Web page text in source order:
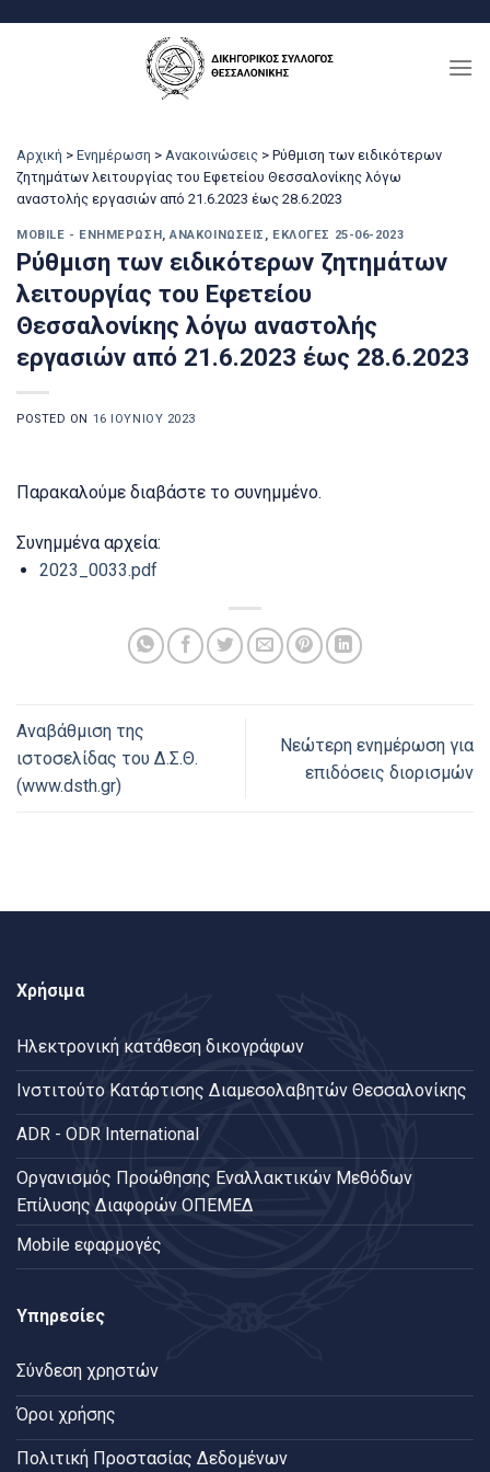
Αρχική > Ενημέρωση > Ανακοινώσεις > Ρύθμιση των ειδικότερων
ζητημάτων λειτουργίας του Εφετείου Θεσσαλονίκης λόγω
αναστολής εργασιών από 21.6.2023 έως 28.6.2023
MOBILE - ΕΝΗΜΈΡΩΣΗ,ΑΝΑΚΟΙΝΏΣΕΙΣ , ΕΚΛΟΓΈΣ 25-06-2023
Ρύθμιση των ειδικότερων ζητημάτων
λειτουργίας του Εφετείου
Θεσσαλονίκης λόγω αναστολής
εργασιών από 21.6.2023 έως 28.6.2023
POSTED ON 16 ΙΟΥΝΊΟΥ 2023
Παρακαλούμε διαβάστε το συνημμένο.
Συνημμένα αρχεία:
2023_0033.pdf
Αναβάθμιση της
ιστοσελίδας του Δ.Σ.Θ.
(www.dsth.gr)
Νεώτερη ενημέρωση για
επιδόσεις διορισμών
Χρήσιμα
Ηλεκτρονική κατάθεση δικογράφων
Ινστιτούτο Κατάρτισης Διαμεσολαβητών Θεσσαλονίκης
ADR - ODR International
Oργανισμός Προώθησης Εναλλακτικών Μεθόδων
Επίλυσης Διαφορών ΟΠΕΜΕΔ
Mobile εφαρμογές
Υπηρεσίες
Σύνδεση χρηστών
Όροι χρήσης
Πολιτική Προστασίας Δεδομένων